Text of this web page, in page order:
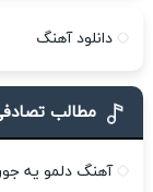
دانلود آهنگ
مطالب
آهنگ دلمو یه